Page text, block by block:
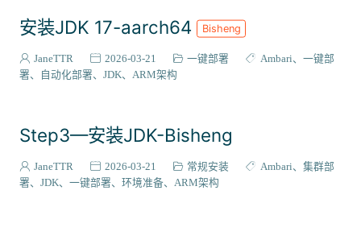
安装JDK 17-aarch64 Bisheng
JaneTTR 2026-03-21 一键部署 Ambari
一键部
署
自动化部署 JDK ARM架构
Step3—安装JDK-Bisheng
JaneTTR 2026-03-21 常规安装 Ambari
集群部
署
JDK 一键部署 环境准备 ARM架构